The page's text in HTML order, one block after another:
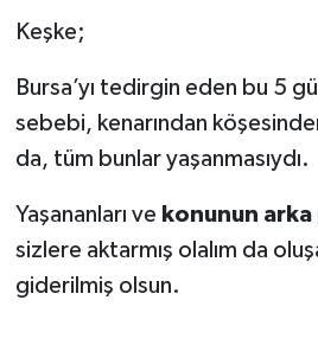
Keşke;
Bursa’yı tedirgin eden bu 5
sebebi, kenarından
da, tüm bunlar yaşanmasıydı.
Yaşananları ve konunun arka
sizlere aktarmış olalım da
giderilmiş olsun.